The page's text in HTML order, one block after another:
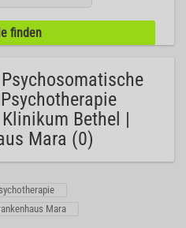
Bethel |
Mara (0)
Mara